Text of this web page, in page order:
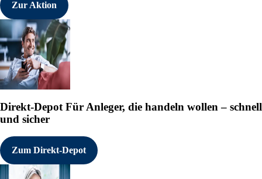
Zur Aktion
Direkt-Depot Für Anleger, die handeln wollen – schnell
und sicher
Zum Direkt-Depot